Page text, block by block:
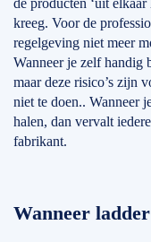
de producten ‘uit
kreeg. Voor de
regelgeving niet meer
Wanneer je zelf handig
maar deze risico’s zijn
niet te doen.. Wanneer
halen, dan vervalt
fabrikant.
Wanneer